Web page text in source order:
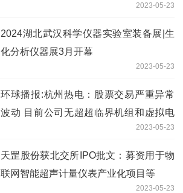
2023-05-23
2024湖北武汉科学仪器实验室装备展|生
化分析仪器展3月开幕
2023-05-23
环球播报:杭州热电：股票交易严重异常
波动 目前公司无超超临界机组和虚拟电
2023-05-23
天罡股份获北交所IPO批文：募资用于物
联网智能超声计量仪表产业化项目等
2023-05-23